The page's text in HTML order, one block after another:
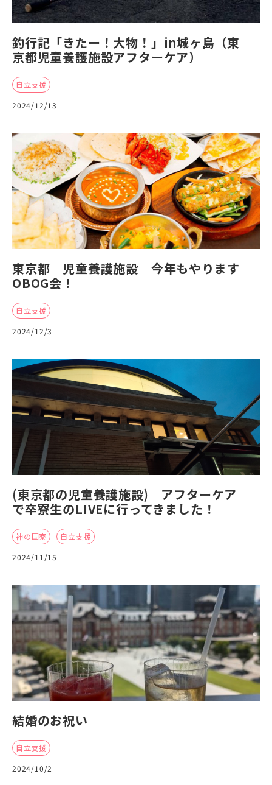
釣行記「きたー！大物！」in城ヶ島（東
京都児童養護施設アフターケア）
自立支援
2024/12/13
東京都 児童養護施設 今年もやります
OBOG会！
自立支援
2024/12/3
(東京都の児童養護施設) アフターケア
で卒寮生のLIVEに行ってきました！
神の国寮
自立支援
2024/11/15
結婚のお祝い
自立支援
2024/10/2